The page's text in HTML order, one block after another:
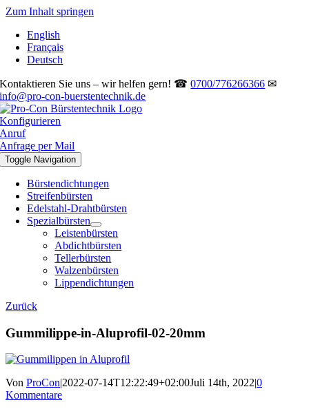
Zum Inhalt springen
English
Français
Deutsch
Kontaktieren Sie uns – wir helfen gern! ☎0700/776266366 ✉
info@pro-con-buerstentechnik.de
Konfigurieren
Anruf
Anfrage per Mail
Toggle Navigation
Bürstendichtungen
Streifenbürsten
Edelstahl-Drahtbürsten
Spezialbürsten
Leistenbürsten
Abdichtbürsten
Tellerbürsten
Walzenbürsten
Lippendichtungen
Zurück
Gummilippe-in-Aluprofil-02-20mm
Von ProCon|2022-07-14T12:22:49+02:00Juli 14th, 2022|0
Kommentare